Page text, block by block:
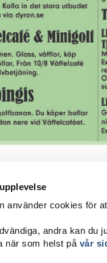
använder cookies för
andra kan du
när som helst på vår
Västtrafik
Gunnars Båtturer